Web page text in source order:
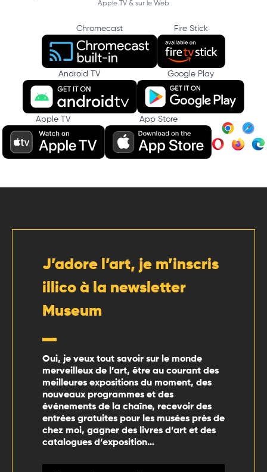
Apple TV & sur le Web
Chromecast Fire Stick
Android TV Google Play
Apple TV App Store
J’adore l’art, je m’inscris
illico à la newsletter
Museum
Oui, je veux tout savoir sur le monde
merveilleux de l’art, être au courant des
meilleures expositions du moment, des
nouveaux programmes et des
événements de la chaîne, recevoir des
entrées gratuites pour les musées près de
chez moi, gagner des livres d’art et des
catalogues d’exposition…